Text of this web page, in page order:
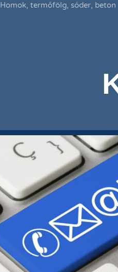
Homok, termőfölg, sóder, beton